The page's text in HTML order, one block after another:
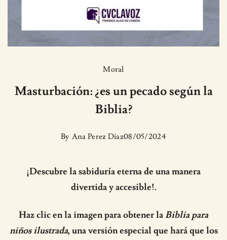
Moral
Masturbación: ¿es un pecado según la
Biblia?
By Ana Perez Diaz08/05/2024
¡Descubre la sabiduría eterna de una manera
divertida y accesible!.
Haz clic en la imagen para obtener laBiblia para
niños ilustrada, una versión especial que hará que los